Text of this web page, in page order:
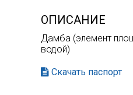
ОПИСАНИЕ
Дамба (элемент
водой)
Скачать паспорт